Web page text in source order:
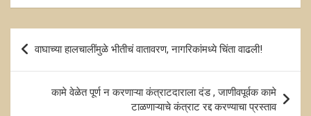
Post
navigation
वाघाच्या हालचालींमुळे भीतीचं वातावरण, नागरिकांमध्ये चिंता वाढली!
कामे वेळेत पूर्ण न करणाऱ्या कंत्राटदाराला दंड , जाणीवपूर्वक कामे
टाळणाऱ्याचे कंत्राट रद्द करण्याचा प्रस्ताव